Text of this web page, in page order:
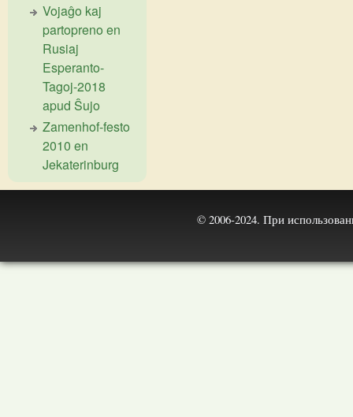
Vojaĝo kaj
partopreno en
Rusiaj
Esperanto-
Tagoj-2018
apud Ŝujo
Zamenhof-festo
2010 en
Jekaterinburg
© 2006-2024. При